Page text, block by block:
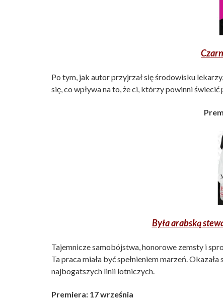
Po tym, jak autor przyjrzał się środowisku
się, co wpływa na to, że ci, którzy powinni
Była arabską
Tajemnicze samobójstwa, honorowe zemsty i
Ta praca miała być spełnieniem marzeń.
najbogatszych linii lotniczych.
Premiera: 17 września